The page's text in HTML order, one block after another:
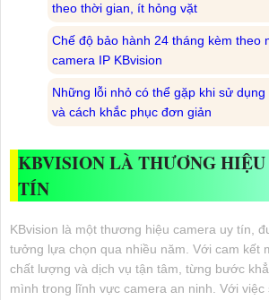
theo thời gian, ít hỏng vặt
Chế độ bảo hành 24 tháng kèm theo
camera IP KBvision
Những lỗi nhỏ có thể gặp khi sử dụng
và cách khắc phục đơn giản
KBVISION LÀ THƯƠNG
TÍN
KBvision là một thương hiệu camera uy tín,
tưởng lựa chọn qua nhiều năm. Với cam kết
chất lượng và dịch vụ tận tâm, từng bước
mình trong lĩnh vực camera an ninh. Với việc